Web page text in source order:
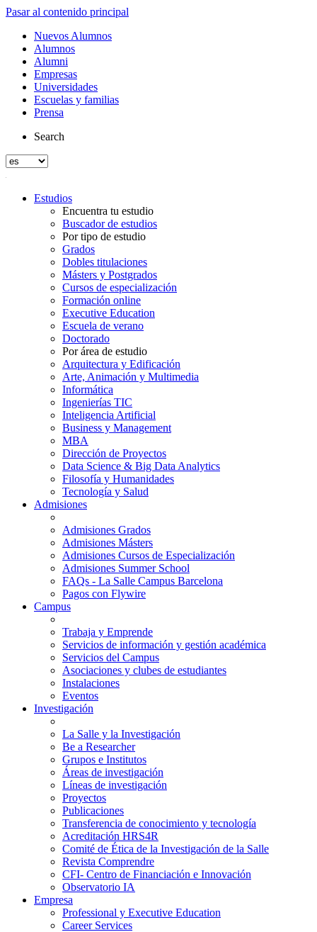
Pasar al contenido principal
Nuevos Alumnos
Alumnos
Alumni
Empresas
Universidades
Escuelas y familias
Prensa
Search
Estudios
Encuentra tu estudio
Buscador de estudios
Por tipo de estudio
Grados
Dobles titulaciones
Másters y Postgrados
Cursos de especialización
Formación online
Executive Education
Escuela de verano
Doctorado
Por área de estudio
Arquitectura y Edificación
Arte, Animación y Multimedia
Informática
Ingenierías TIC
Inteligencia Artificial
Business y Management
MBA
Dirección de Proyectos
Data Science & Big Data Analytics
Filosofía y Humanidades
Tecnología y Salud
Admisiones
Admisiones Grados
Admisiones Másters
Admisiones Cursos de Especialización
Admisiones Summer School
FAQs - La Salle Campus Barcelona
Pagos con Flywire
Campus
Trabaja y Emprende
Servicios de información y gestión académica
Servicios del Campus
Asociaciones y clubes de estudiantes
Instalaciones
Eventos
Investigación
La Salle y la Investigación
Be a Researcher
Grupos e Institutos
Áreas de investigación
Líneas de investigación
Proyectos
Publicaciones
Transferencia de conocimiento y tecnología
Acreditación HRS4R
Comité de Ética de la Investigación de la Salle
Revista Comprendre
CFI- Centro de Financiación e Innovación
Observatorio IA
Empresa
Professional y Executive Education
Career Services